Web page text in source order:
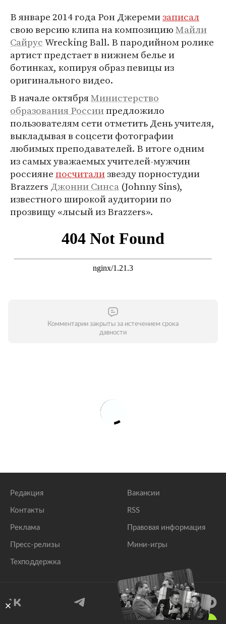
В январе 2014 года Рон Джеремизаписал
свою версию клипа на композициюМайли
СайрусWrecking Ball. В пародийном ролике
артист предстает в нижнем белье и
ботинках, копируя образ певицы из
оригинального видео.
В начале октябряМинистерство
образования Россиипредложило
пользователям сети отметить День учителя,
выкладывая в соцсети фотографии
любимых преподавателей. В итоге одним
из самых уважаемых учителей-мужчин
россиянепосчитализвезду порностудии
Brazzers Джонни Синса (Johnny Sins),
известного широкой аудитории по
прозвищу «лысый из Brazzers».
Комментарии закрыты за истечением срока
давности
Редакция
Контакты
Реклама
Пресс-релизы
Техподдержка
Вакансии
RSS
Правовая информация
Мини-игры